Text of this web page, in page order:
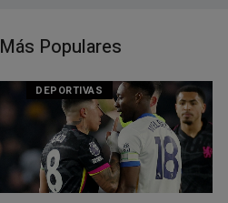
Más Populares
DEPORTIVAS